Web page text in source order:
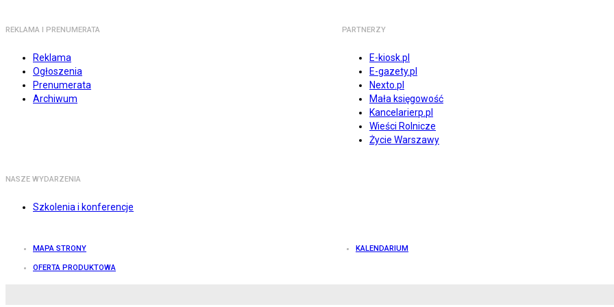
REKLAMA I PRENUMERATA
Reklama
Ogłoszenia
Prenumerata
Archiwum
PARTNERZY
E-kiosk.pl
E-gazety.pl
Nexto.pl
Mała księgowość
Kancelarierp.pl
Wieści Rolnicze
Życie Warszawy
NASZE WYDARZENIA
Szkolenia i konferencje
MAPA STRONY KALENDARIUM
OFERTA PRODUKTOWA